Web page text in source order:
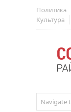
Политика
Культура